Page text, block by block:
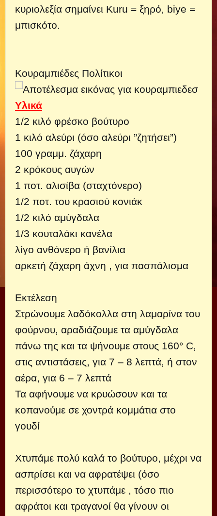
κυριολεξία σημαίνει Kuru = ξηρό, biye =
μπισκότο.
Κουραμπιέδες Πολίτικοι
Υλικά
1/2 κιλό φρέσκο βούτυρο
1 κιλό αλεύρι (όσο αλεύρι ”ζητήσει”)
100 γραμμ. ζάχαρη
2 κρόκους αυγών
1 ποτ. αλισίβα (σταχτόνερο)
1/2 ποτ. του κρασιού κονιάκ
1/2 κιλό αμύγδαλα
1/3 κουταλάκι κανέλα
λίγο ανθόνερο ή βανίλια
αρκετή ζάχαρη άχνη , για πασπάλισμα
Εκτέλεση
Στρώνουμε λαδόκολλα στη λαμαρίνα του
φούρνου, αραδιάζουμε τα αμύγδαλα
πάνω της και τα ψήνουμε στους 160° C,
στις αντιστάσεις, για 7 – 8 λεπτά, ή στον
αέρα, για 6 – 7 λεπτά
Τα αφήνουμε να κρυώσουν και τα
κοπανούμε σε χοντρά κομμάτια στο
γουδί
Xτυπάμε πολύ καλά το βούτυρο, μέχρι να
ασπρίσει και να αφρατέψει (όσο
περισσότερο το χτυπάμε , τόσο πιο
αφράτοι και τραγανοί θα γίνουν οι